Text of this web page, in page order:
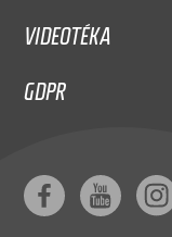
VIDEOTÉKA
GDPR